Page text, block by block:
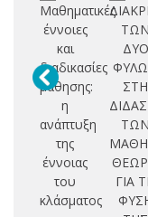
Μαθηματικές
έννοιες
και
διαδικασίες
μάθησης:
η
ανάπτυξη
της
έννοιας
του
κλάσματος
ΤΩΝ
ΔΥΟ
ΣΤΗ
ΤΩΝ
ΓΙΑ